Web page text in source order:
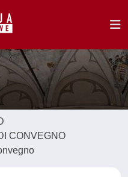
CONVEGNO